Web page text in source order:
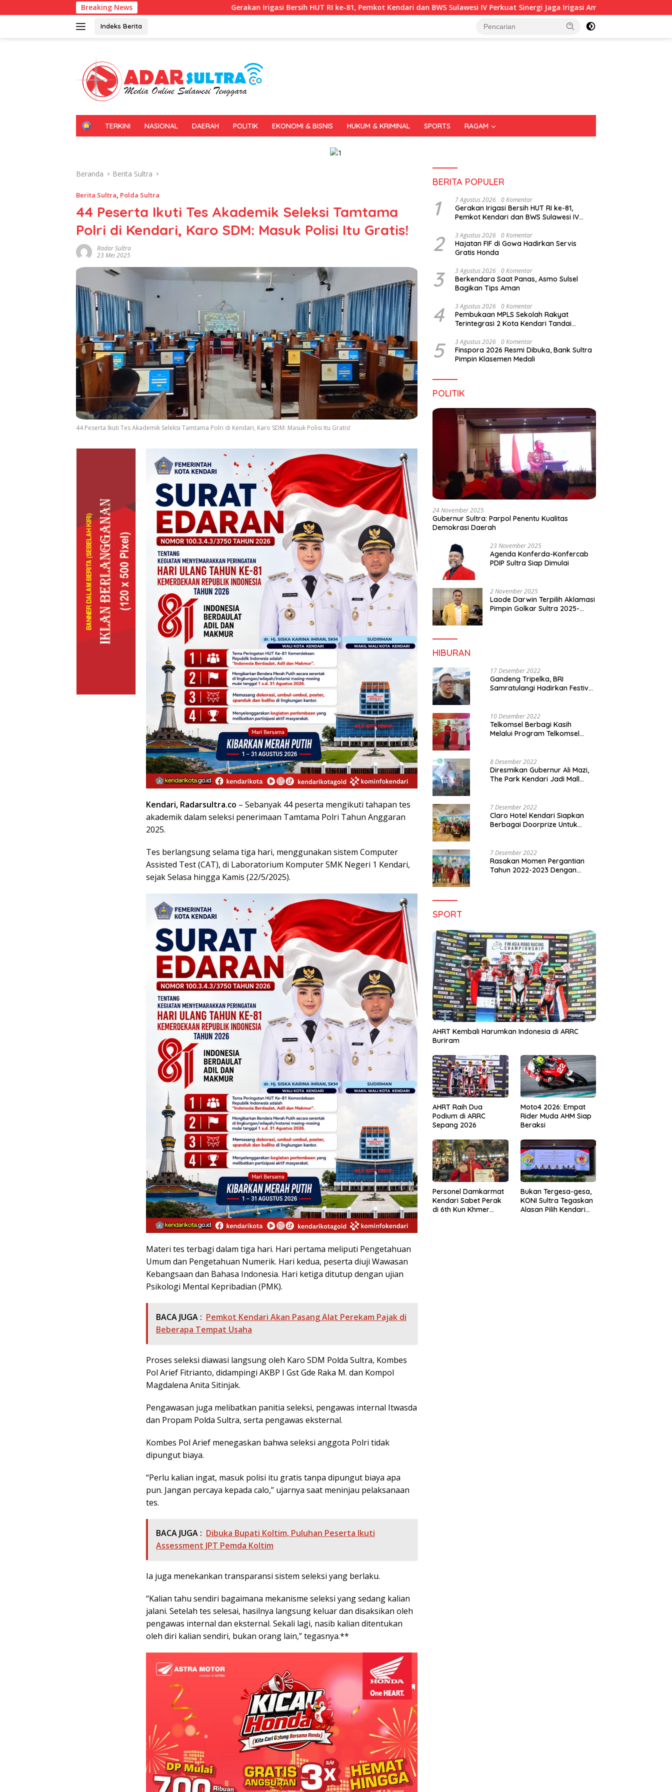
ke
Breaking News Gerakan Irigasi Bersih HUT RI ke-81, Pemkot Kendari dan BWS Sulawesi IV Perkuat Sinergi Jaga Irigasi Amohalo Kadin Sultra Gandeng IAI
Indeks Berita
H
TERKINI NASIONAL DAERAH POLITIK EKONOMI & BISNIS HUKUM & KRIMINAL SPORTS RAGAM
Beranda Berita Sultra
Berita Sultra Polda Sultra
44 Peserta Ikuti Tes Akademik Seleksi Tamtama
Polri di Kendari, Karo SDM: Masuk Polisi Itu Gratis!
Radar Sultra
23 Mei 2025
44 Peserta Ikuti Tes Akademik Seleksi Tamtama Polri di Kendari, Karo SDM: Masuk Polisi Itu Gratis!
Kendari, Radarsultra.co – Sebanyak 44 peserta mengikuti tahapan tes
akademik dalam seleksi penerimaan Tamtama Polri Tahun Anggaran
2025.
Tes berlangsung selama tiga hari, menggunakan sistem Computer
Assisted Test (CAT), di Laboratorium Komputer SMK Negeri 1 Kendari,
sejak Selasa hingga Kamis (22/5/2025).
Materi tes terbagi dalam tiga hari. Hari pertama meliputi Pengetahuan
Umum dan Pengetahuan Numerik. Hari kedua, peserta diuji Wawasan
Kebangsaan dan Bahasa Indonesia. Hari ketiga ditutup dengan ujian
Psikologi Mental Kepribadian (PMK).
BACA JUGA : Pemkot Kendari Akan Pasang Alat Perekam Pajak di
Beberapa Tempat Usaha
Proses seleksi diawasi langsung oleh Karo SDM Polda Sultra, Kombes
Pol Arief Fitrianto, didampingi AKBP I Gst Gde Raka M. dan Kompol
Magdalena Anita Sitinjak.
Pengawasan juga melibatkan panitia seleksi, pengawas internal Itwasda
dan Propam Polda Sultra, serta pengawas eksternal.
Kombes Pol Arief menegaskan bahwa seleksi anggota Polri tidak
dipungut biaya.
“Perlu kalian ingat, masuk polisi itu gratis tanpa dipungut biaya apa
pun. Jangan percaya kepada calo,” ujarnya saat meninjau pelaksanaan
tes.
BACA JUGA : Dibuka Bupati Koltim, Puluhan Peserta Ikuti
Assessment JPT Pemda Koltim
Ia juga menekankan transparansi sistem seleksi yang berlaku.
“Kalian tahu sendiri bagaimana mekanisme seleksi yang sedang kalian
jalani. Setelah tes selesai, hasilnya langsung keluar dan disaksikan oleh
pengawas internal dan eksternal. Sekali lagi, nasib kalian ditentukan
oleh diri kalian sendiri, bukan orang lain,” tegasnya.**
BERITA POPULER
1 7 Agustus 2026 0 Komentar
Gerakan Irigasi Bersih HUT RI ke-81,
Pemkot Kendari dan BWS Sulawesi IV
2 3 Agustus 2026 0 Komentar
Hajatan FIF di Gowa Hadirkan Servis
Gratis Honda
3 3 Agustus 2026 0 Komentar
Berkendara Saat Panas, Asmo Sulsel
Bagikan Tips Aman
4 3 Agustus 2026 0 Komentar
Pembukaan MPLS Sekolah Rakyat
Terintegrasi 2 Kota Kendari Tandai
5 3 Agustus 2026 0 Komentar
Finspora 2026 Resmi Dibuka, Bank Sultra
Pimpin Klasemen Medali
POLITIK
24 November 2025
Gubernur Sultra: Parpol Penentu Kualitas
Demokrasi Daerah
23 November 2025
Agenda Konferda-Konfercab
PDIP Sultra Siap Dimulai
2 November 2025
Laode Darwin Terpilih Aklamasi
Pimpin Golkar Sultra 2025-
HIBURAN
17 Desember 2022
Gandeng Tripelka, BRI
Samratulangi Hadirkan Festival
10 Desember 2022
Telkomsel Berbagi Kasih
Melalui Program Telkomsel
8 Desember 2022
Diresmikan Gubernur Ali Mazi,
The Park Kendari Jadi Mall
7 Desember 2022
Claro Hotel Kendari Siapkan
Berbagai Doorprize Untuk
7 Desember 2022
Rasakan Momen Pergantian
Tahun 2022-2023 Dengan
SPORT
AHRT Kembali Harumkan Indonesia di ARRC
Buriram
AHRT Raih Dua
Podium di ARRC
Sepang 2026
Moto4 2026: Empat
Rider Muda AHM Siap
Beraksi
Personel Damkarmat
Kendari Sabet Perak
di 6th Kun Khmer
Bukan Tergesa-gesa,
KONI Sultra Tegaskan
Alasan Pilih Kendari